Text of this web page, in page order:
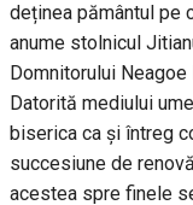
deținea pământul pe
anume stolnicul
Domnitorului
Datorită mediului
biserica ca și întreg
succesiune de
acestea spre finele